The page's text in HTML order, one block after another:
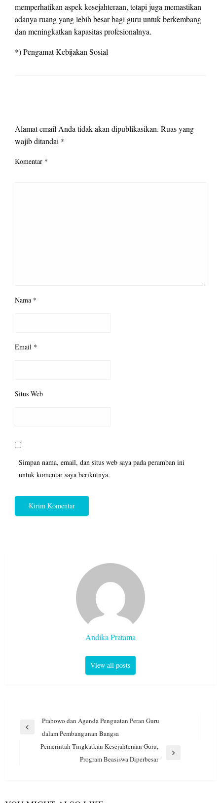
memperhatikan aspek kesejahteraan, tetapi juga memastikan
adanya ruang yang lebih besar bagi guru untuk berkembang
dan meningkatkan kapasitas profesionalnya.
*) Pengamat Kebijakan Sosial
Alamat email Anda tidak akan dipublikasikan. Ruas yang
wajib ditandai *
Komentar *
Nama *
Email *
Situs Web
Simpan nama, email, dan situs web saya pada peramban ini
untuk komentar saya berikutnya.
Andika Pratama
View all posts
Navigasi
Previous
Prabowo dan Agenda Penguatan Peran Guru
dalam Pembangunan Bangsa
Pemerintah Tingkatkan Kesejahteraan Guru,
Program Beasiswa Diperbesar